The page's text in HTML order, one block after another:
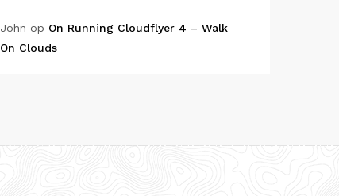
John op On Running Cloudflyer 4 – Walk
On Clouds